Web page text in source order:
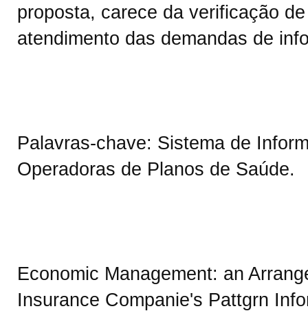
proposta, carece da verificação
atendimento das demandas de
Palavras-chave: Sistema de
Operadoras de Planos de Saúde.
Economic Management: an
Insurance Companie's Pattgrn